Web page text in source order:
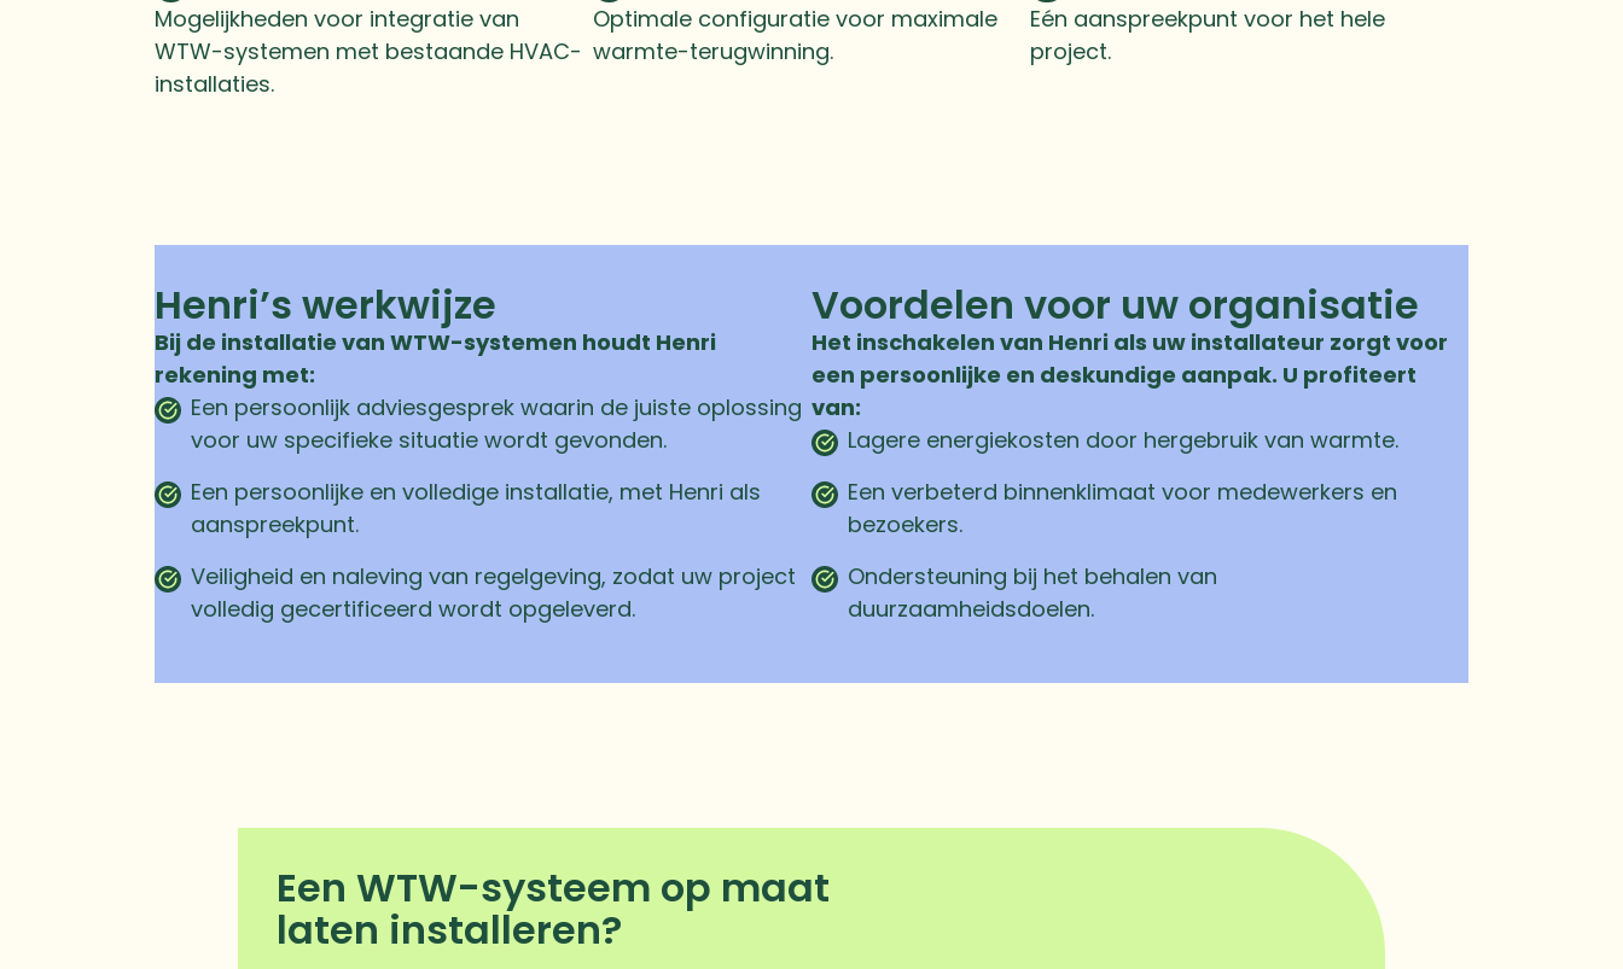
Mogelijkheden voor integratie van
WTW-systemen met bestaande HVAC-
installaties.
Optimale configuratie voor maximale
warmte-terugwinning.
Eén aanspreekpunt voor het hele
project.
Henri’s werkwijze
Bij de installatie van WTW-systemen houdt Henri
rekening met:
Een persoonlijk adviesgesprek waarin de juiste oplossing
voor uw specifieke situatie wordt gevonden.
Een persoonlijke en volledige installatie, met Henri als
aanspreekpunt.
Veiligheid en naleving van regelgeving, zodat uw project
volledig gecertificeerd wordt opgeleverd.
Voordelen voor uw organisatie
Het inschakelen van Henri als uw installateur zorgt voor
een persoonlijke en deskundige aanpak. U profiteert
van:
Lagere energiekosten door hergebruik van warmte.
Een verbeterd binnenklimaat voor medewerkers en
bezoekers.
Ondersteuning bij het behalen van
duurzaamheidsdoelen.
Een WTW-systeem op maat
laten installeren?